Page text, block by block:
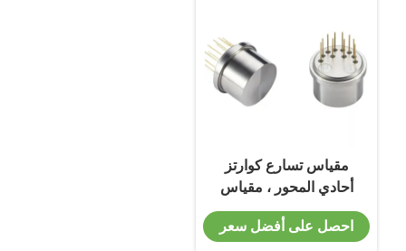
مقياس تسارع كوارتز
أحادي المحور ، مقياس
اهتزاز مرن للتحكم في
الطيران
احصل على أفضل سعر